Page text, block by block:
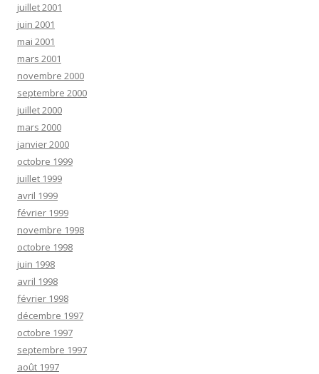
juillet 2001
juin 2001
mai 2001
mars 2001
novembre 2000
septembre 2000
juillet 2000
mars 2000
janvier 2000
octobre 1999
juillet 1999
avril 1999
février 1999
novembre 1998
octobre 1998
juin 1998
avril 1998
février 1998
décembre 1997
octobre 1997
septembre 1997
août 1997